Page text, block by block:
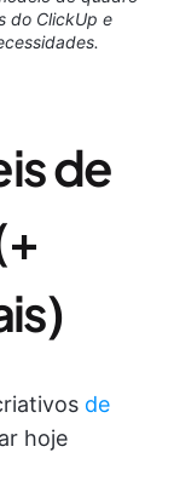
do ClickUp e
de
de
hoje